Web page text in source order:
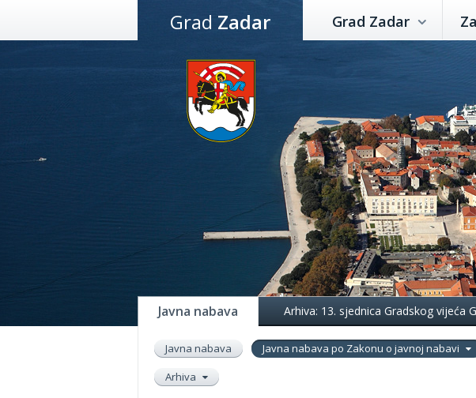
Preskoči
Grad Zadar Grad Zadar
Javna nabava Arhiva: 13. sjednica Gradskog vijeća
Javna nabava Javna nabava po Zakonu o javnoj nabavi
Arhiva